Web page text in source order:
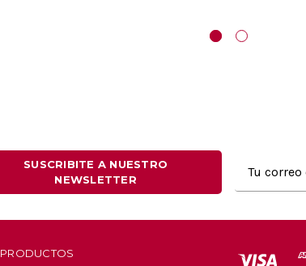
SUSCRIBITE A NUESTRO
NEWSLETTER
electrónico
PRODUCTOS